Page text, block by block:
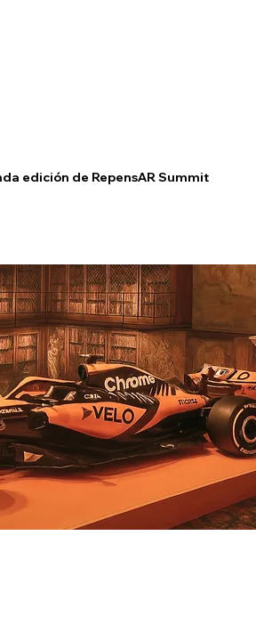
edición de RepensAR Summit